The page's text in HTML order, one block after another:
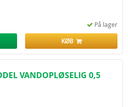
På lager
KØB
VANDOPLØSELIG 0,5